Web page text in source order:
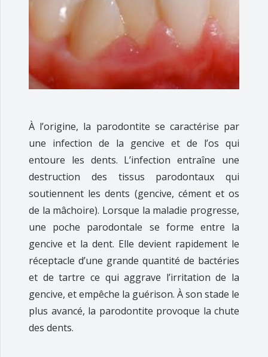
À l’origine, la parodontite se caractérise par
une infection de la gencive et de l’os qui
entoure les dents. L’infection entraîne une
destruction des tissus parodontaux qui
soutiennent les dents (gencive, cément et os
de la mâchoire). Lorsque la maladie progresse,
une poche parodontale se forme entre la
gencive et la dent. Elle devient rapidement le
réceptacle d’une grande quantité de bactéries
et de tartre ce qui aggrave l’irritation de la
gencive, et empêche la guérison. À son stade le
plus avancé, la parodontite provoque la chute
des dents.